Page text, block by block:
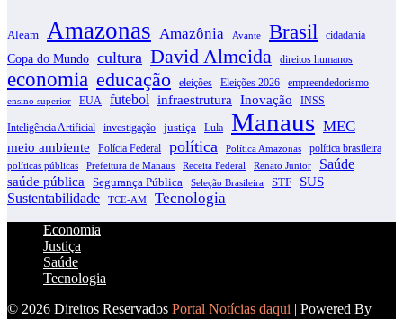
Aleam Amazonas Amazônia Avante Brasil cidadania
Copa do Mundo cultura David Almeida direitos humanos
economia educação eleições Eleições 2026 empreendedorismo
ensino superior EUA futebol infraestrutura Inovação INSS
Inteligência Artificial investigação justiça Lula Manaus MEC
meio ambiente Polícia Federal política Política Amazonas política brasileira
políticas públicas Prefeitura de Manaus Receita Federal Renato Junior Saúde
saúde pública Segurança Pública Seleção Brasileira STF
SUS
Sustentabilidade
TCE-AM Tecnologia
Economia
Justiça
Saúde
Tecnologia
© 2026 Direitos Reservados Portal Notícias daqui | Powered By